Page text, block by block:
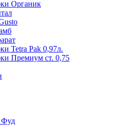
Органик
Tetra Pak 0,97л.
Премиум ст. 0,75